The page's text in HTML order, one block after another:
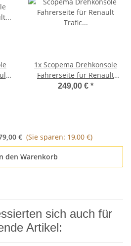
1x Scopema Drehkonsole
Fahrerseite für Renault
Trafic X83 / Nissan
249,00 € *
€ (Sie sparen: 19,00 €)
den Warenkorb
sich auch für
Artikel: